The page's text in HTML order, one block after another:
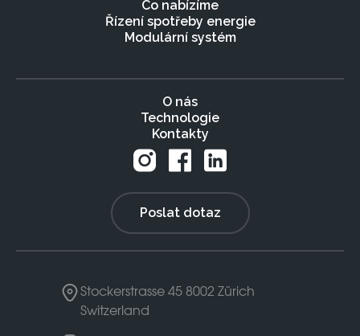
Co nabízíme
Řízení spotřeby energie
Modulární systém
O nás
Technologie
Kontakty
Poslat dotaz
Stockerstrasse 45 8002 Zürich
Switzerland